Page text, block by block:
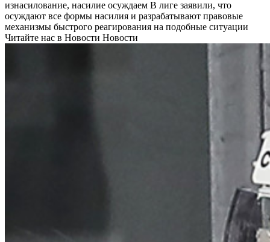
изнасилование, насилие осуждаем В лиге заявили, что
осуждают все формы насилия и разрабатывают правовые
механизмы быстрого реагирования на подобные ситуации
Читайте нас в Новости Новости